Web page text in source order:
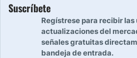
Suscríbete
Regístrese para recibir las
actualizaciones del
señales gratuitas
bandeja de entrada.